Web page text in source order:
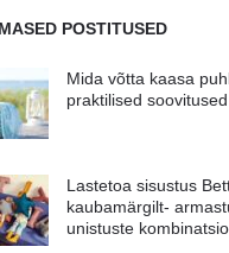
POSTITUSED
Mida võtta kaasa
praktilised soovitused
Lastetoa sisustus
kaubamärgilt-
unistuste